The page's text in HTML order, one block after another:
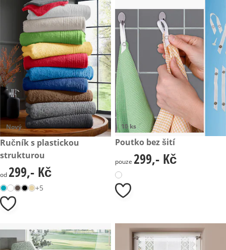
Nový
299,- Kč
Ručník s plastickou
strukturou
299,- Kč
od 299,- Kč
+5
10 ks
299,- Kč
Poutko bez šití
299,- Kč
pouze 299,- Kč